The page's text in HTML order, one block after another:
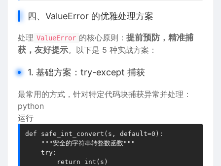
四、ValueError 的优雅处理方案
处理 ValueError 的核心原则： 提前预防，精准捕
获，友好提示。以下是 5 种实战方案：
1. 基础方案：try-except 捕获
最常用的方式，针对特定代码块捕获异常并处理：
python
运行
def safe_int_convert(s, default=0):
    """安全的字符串转整数函数"""
    try:
        return int(s)